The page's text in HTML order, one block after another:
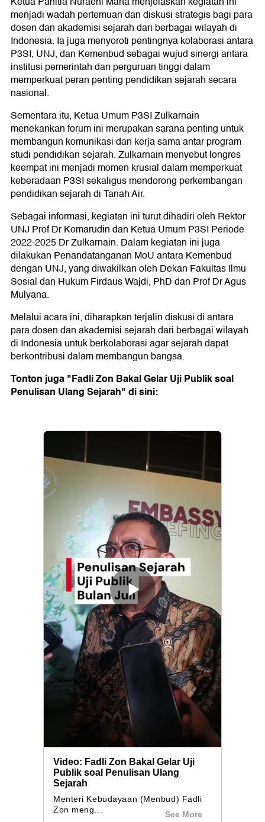
menjadi wadah pertemuan dan diskusi strategis bagi para
dosen dan akademisi sejarah dari berbagai wilayah di
Indonesia. Ia juga menyoroti pentingnya kolaborasi antara
P3SI, UNJ, dan Kemenbud sebagai wujud sinergi antara
institusi pemerintah dan perguruan tinggi dalam
memperkuat peran penting pendidikan sejarah secara
nasional.
Sementara itu, Ketua Umum P3SI Zulkarnain
menekankan forum ini merupakan sarana penting untuk
membangun komunikasi dan kerja sama antar program
studi pendidikan sejarah. Zulkarnain menyebut longres
keempat ini menjadi momen krusial dalam memperkuat
keberadaan P3SI sekaligus mendorong perkembangan
pendidikan sejarah di Tanah Air.
Sebagai informasi, kegiatan ini turut dihadiri oleh Rektor
UNJ Prof Dr Komarudin dan Ketua Umum P3SI Periode
2022-2025 Dr Zulkarnain. Dalam kegiatan ini juga
dilakukan Penandatanganan MoU antara Kemenbud
dengan UNJ, yang diwakilkan oleh Dekan Fakultas Ilmu
Sosial dan Hukum Firdaus Wajdi, PhD dan Prof Dr Agus
Mulyana.
Melalui acara ini, diharapkan terjalin diskusi di antara
para dosen dan akademisi sejarah dari berbagai wilayah
di Indonesia untuk berkolaborasi agar sejarah dapat
berkontribusi dalam membangun bangsa.
Tonton juga "Fadli Zon Bakal Gelar Uji Publik soal
Penulisan Ulang Sejarah" di sini: